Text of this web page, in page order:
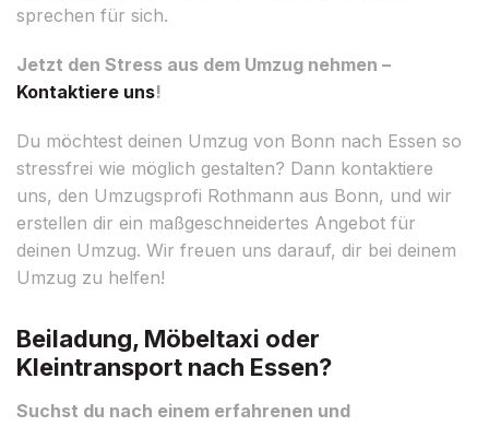
sprechen für sich.
Jetzt den Stress aus dem Umzug nehmen –
Kontaktiere uns!
Du möchtest deinen Umzug von Bonn nach Essen so
stressfrei wie möglich gestalten? Dann kontaktiere
uns, den Umzugsprofi Rothmann aus Bonn, und wir
erstellen dir ein maßgeschneidertes Angebot für
deinen Umzug. Wir freuen uns darauf, dir bei deinem
Umzug zu helfen!
Beiladung, Möbeltaxi oder
Kleintransport nach Essen?
Suchst du nach einem erfahrenen und